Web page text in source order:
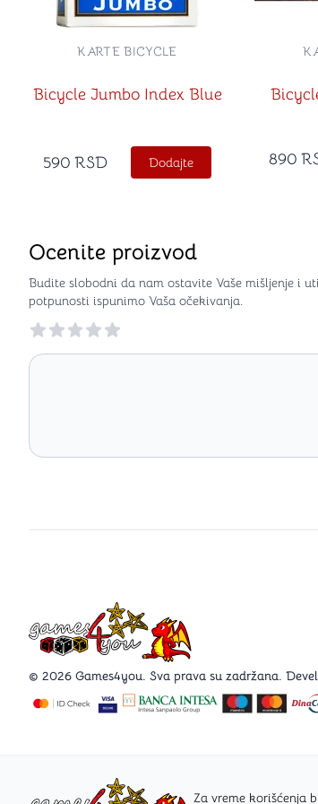
Za vreme korišćenja
Bicycle Jumbo Index Blue
KARTE BICYCLE
590 RSD Dodajte 890
Ocenite proizvod
Budite slobodni da nam ostavite Vaše mišljenje i
potpunosti ispunimo Vaša očekivanja.
Reviews
Games4you logo
© 2026 Games4you. Sva prava su zadržana.